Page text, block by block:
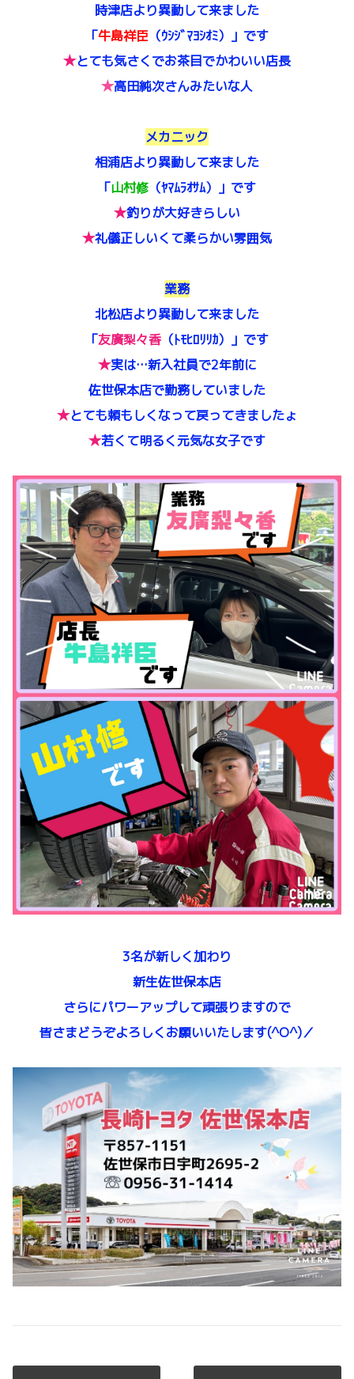
時津店より異動して来ました
「牛島祥臣 （ｳｼｼﾞﾏﾖｼｵﾐ）」です
★とても気さくでお茶目でかわいい店長
★高田純次さんみたいな人
メカニック
相浦店より異動して来ました
「山村修 （ﾔﾏﾑﾗｵｻﾑ）」です
★釣りが大好きらしい
★礼儀正しいくて柔らかい雰囲気
業務
北松店より異動して来ました
「友廣梨々香 （ﾄﾓﾋﾛﾘﾘｶ）」です
★実は…新入社員で2年前に
佐世保本店で勤務していました
★とても頼もしくなって戻ってきましたょ
★若くて明るく元気な女子です
3名が新しく加わり
新生佐世保本店
さらにパワーアップして頑張りますので
皆さまどうぞよろしくお願いいたします(^O^)／